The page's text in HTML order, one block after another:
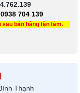
0938 704 139
bán hàng tận tâm.
Thạnh